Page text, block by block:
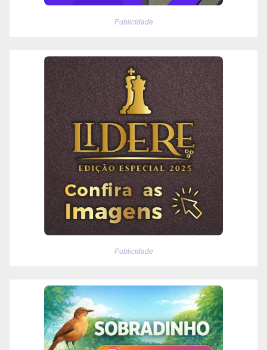
Publicidade
Publicidade